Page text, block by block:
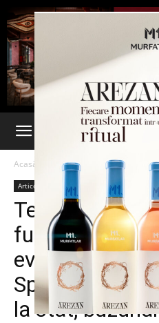
Acasă Articole
Articole Deschidere
Terasa Max,
funcționează
evaziune
Spitalul de
la stat,